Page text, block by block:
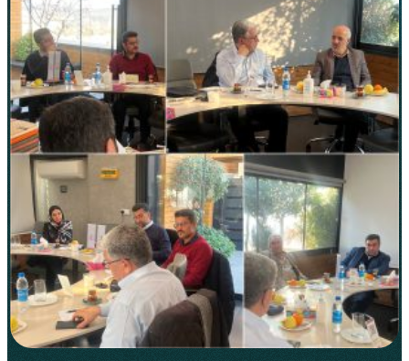
مس‌کاوان نماد
جلسه ششم کمیته صنایع
پایین‌دستی
اخبار 1–2 دقیقه /14 بهمن 1401